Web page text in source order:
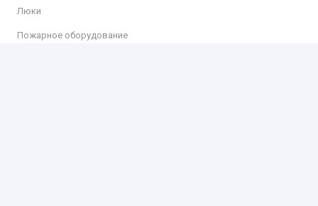
Люки
Пожарное оборудование